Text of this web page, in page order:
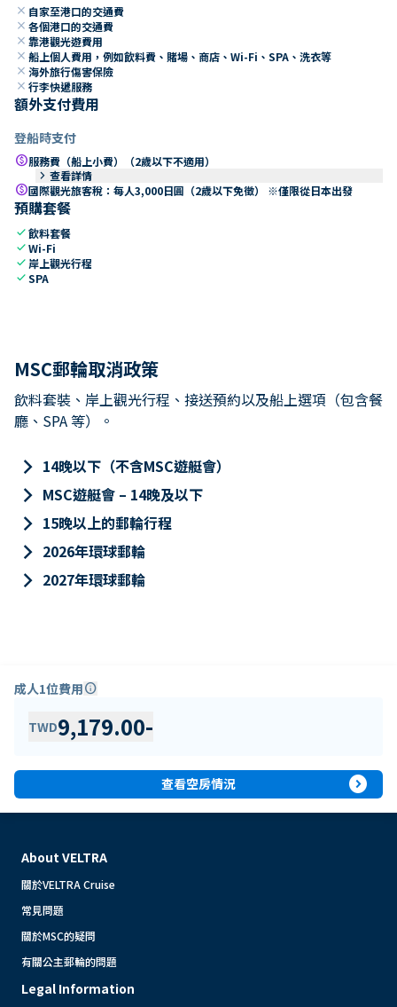
close 自家至港口的交通費
close 各個港口的交通費
close 靠港觀光遊費用
close 船上個人費用，例如飲料費、賭場、商店、Wi-Fi、SPA、洗衣等
close 海外旅行傷害保險
close 行李快遞服務
額外支付費用
登船時支付
paid服務費（船上小費）（2歲以下不適用）
keyboard_arrow_right 查看詳情
paid國際觀光旅客稅：每人3,000日圓（2歲以下免徵） ※僅限從日本出發
預購套餐
check飲料套餐
checkWi-Fi
check 岸上觀光行程
checkSPA
MSC郵輪取消政策
飲料套裝、岸上觀光行程、接送預約以及船上選項（包含餐
廳、SPA 等）。
keyboard_arrow_right 14晚以下（不含MSC遊艇會）
keyboard_arrow_right MSC遊艇會 – 14晚及以下
keyboard_arrow_right 15晚以上的郵輪行程
keyboard_arrow_right 2026年環球郵輪
keyboard_arrow_right 2027年環球郵輪
成人1位費用info
TWD9,179.00-
查看空房情況 expand_circle_right
About VELTRA
關於VELTRA Cruise
常見問題
關於MSC的疑問
有關公主郵輪的問題
Legal Information